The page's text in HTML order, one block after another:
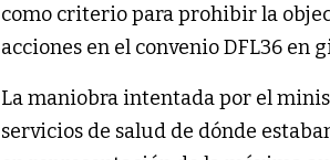
como criterio para prohibir la
acciones en el convenio DFL36 en
La maniobra intentada por el
servicios de salud de dónde